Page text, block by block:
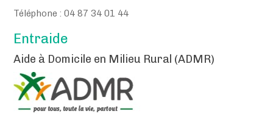
Téléphone : 04 87 34 01 44
Entraide
Aide à Domicile en Milieu Rural (ADMR)